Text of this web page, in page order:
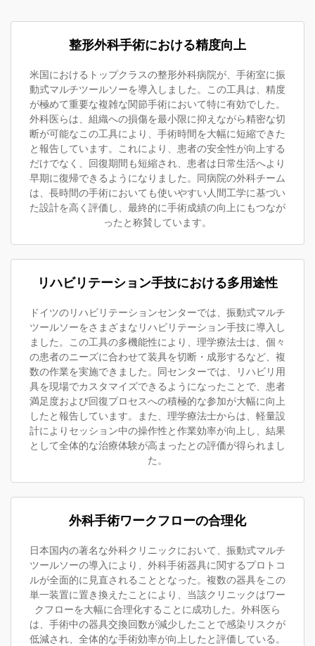
整形外科手術における精度向上
米国におけるトップクラスの整形外科病院が、手術室に振
動式マルチツールソーを導入しました。この工具は、精度
が極めて重要な複雑な関節手術において特に有効でした。
外科医らは、組織への損傷を最小限に抑えながら精密な切
断が可能なこの工具により、手術時間を大幅に短縮できた
と報告しています。これにより、患者の安全性が向上する
だけでなく、回復期間も短縮され、患者は日常生活へより
早期に復帰できるようになりました。同病院の外科チーム
は、長時間の手術においても使いやすい人間工学に基づい
た設計を高く評価し、最終的に手術成績の向上にもつなが
ったと称賛しています。
リハビリテーション手技における多用途性
ドイツのリハビリテーションセンターでは、振動式マルチ
ツールソーをさまざまなリハビリテーション手技に導入し
ました。この工具の多機能性により、理学療法士は、個々
の患者のニーズに合わせて装具を切断・成形するなど、複
数の作業を実施できました。同センターでは、リハビリ用
具を現場でカスタマイズできるようになったことで、患者
満足度および回復プロセスへの積極的な参加が大幅に向上
したと報告しています。また、理学療法士からは、軽量設
計によりセッション中の操作性と作業効率が向上し、結果
として全体的な治療体験が高まったとの評価が得られまし
た。
外科手術ワークフローの合理化
日本国内の著名な外科クリニックにおいて、振動式マルチ
ツールソーの導入により、外科手術器具に関するプロトコ
ルが全面的に見直されることとなった。複数の器具をこの
単一装置に置き換えたことにより、当該クリニックはワー
クフローを大幅に合理化することに成功した。外科医ら
は、手術中の器具交換回数が減少したことで感染リスクが
低減され、全体的な手術効率が向上したと評価している。